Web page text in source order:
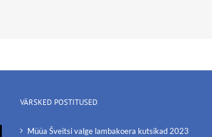
VÄRSKED POSTITUSED
Müüa Šveitsi valge lambakoera kutsikad 2023